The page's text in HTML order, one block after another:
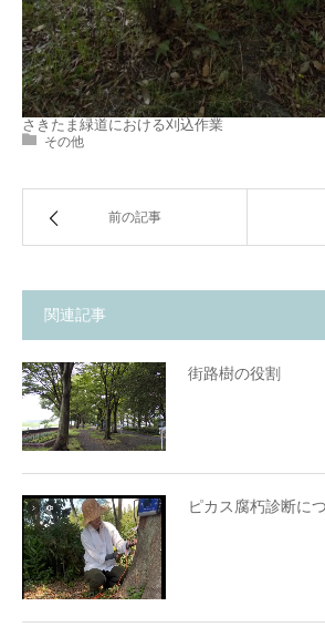
さきたま緑道における刈込作業
その他
前の記事
関連記事
街路樹の役割
ピカス腐朽診断に